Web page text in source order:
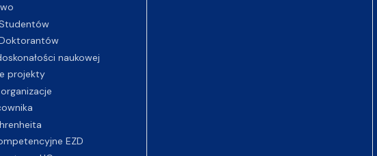
naukowej
projekty
EZD